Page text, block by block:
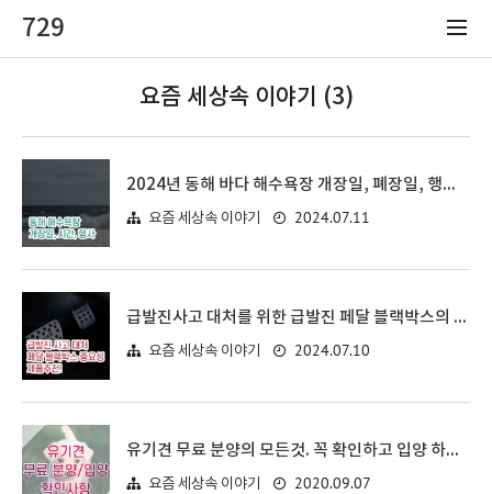
729
요즘 세상속 이야기 (3)
2024년 동해 바다 해수욕장 개장일, 폐장일, 행사 모음
요즘 세상속 이야기 2024.07.11
급발진사고 대처를 위한 급발진 페달 블랙박스의 중요성과 제품 추천
요즘 세상속 이야기 2024.07.10
유기견 무료 분양의 모든것. 꼭 확인하고 입양 하세요!
요즘 세상속 이야기 2020.09.07